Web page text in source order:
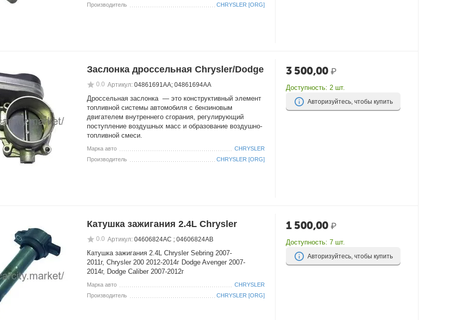
Производитель
CHRYSLER [ORG]
Заслонка дроссельная Chrysler/Dodge
0.0 Артикул: 04861691AA; 04861694AA
Дроссельная заслонка — это конструктивный элемент
топливной системы автомобиля с бензиновым
двигателем внутреннего сгорания, регулирующий
поступление воздушных масс и образование воздушно-
топливной смеси.
Марка авто
CHRYSLER
Производитель
CHRYSLER [ORG]
3 500,00 ₽
Доступность: 2 шт.
Авторизуйтесь, чтобы купить
Катушка зажигания 2.4L Chrysler
0.0 Артикул: 04606824AC ; 04606824AB
Катушка зажигания 2.4L Chrysler Sebring 2007-
2011г, Chrysler 200 2012-2014г Dodge Avenger 2007-
2014г, Dodge Caliber 2007-2012г
Марка авто
CHRYSLER
Производитель
CHRYSLER [ORG]
1 500,00 ₽
Доступность: 7 шт.
Авторизуйтесь, чтобы купить